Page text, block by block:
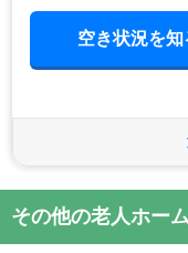
師が開発したメニュ
空き状況を知
その他の老人ホー